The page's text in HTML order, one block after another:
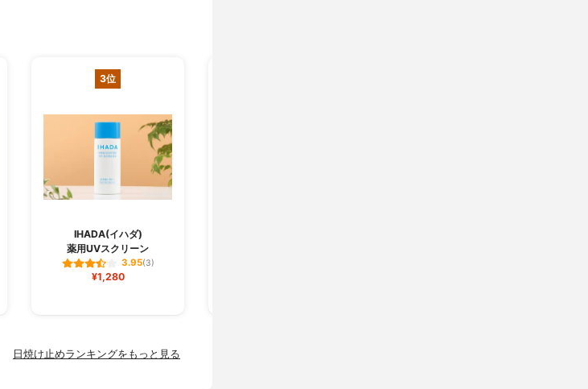
3位
IHADA(イハダ)
薬用UVスクリーン
3.95(3)
¥1,280
日焼け止めランキングをもっと見る